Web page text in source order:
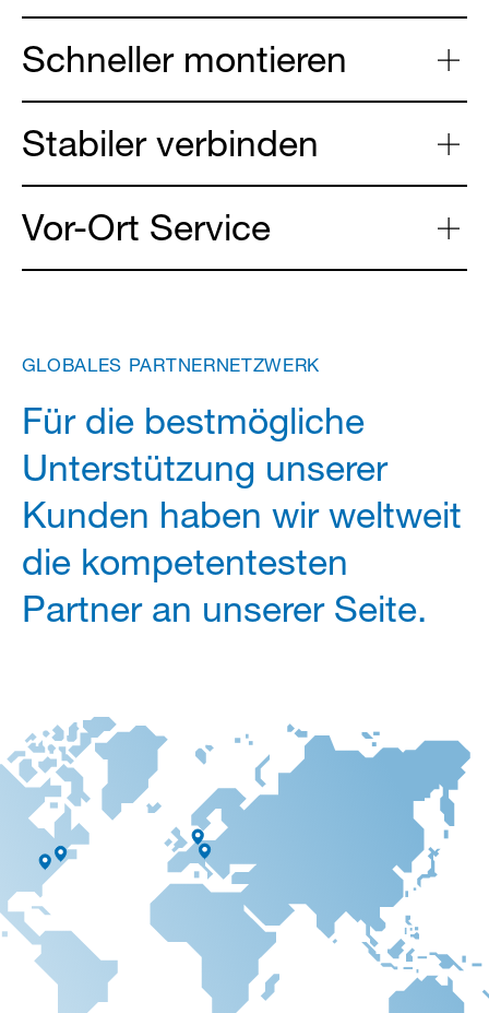
Schneller montieren
Stabiler verbinden
Vor-Ort Service
GLOBALES PARTNERNETZWERK
Für die bestmögliche
Unterstützung unserer
Kunden haben wir weltweit
die kompetentesten
Partner an unserer Seite.